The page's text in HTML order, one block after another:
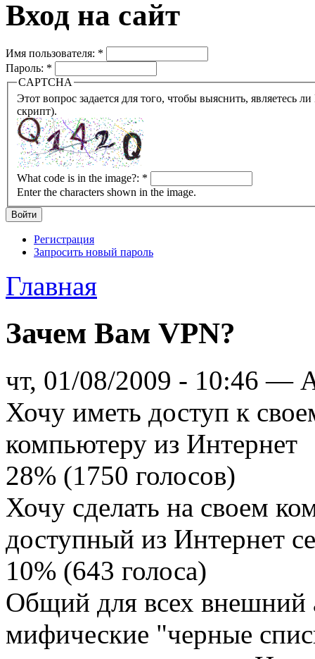
Вход на сайт
Имя пользователя: *
Пароль: *
CAPTCHA
Этот вопрос задается для того, чтобы выяснить, являетесь ли Вы человеком или представляете из себя робота
скрипт).
What code is in the image?: *
Enter the characters shown in the image.
Регистрация
Запросить новый пароль
Главная
Зачем Вам VPN?
чт, 01/08/2009 - 10:46 —
Хочу иметь доступ к
компьютеру из Интернет
28% (1750 голосов)
Хочу сделать на своем
доступный из Интернет
10% (643 голоса)
Общий для всех внешний
мифические "черные